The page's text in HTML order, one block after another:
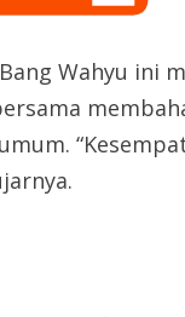
Wahyu ini